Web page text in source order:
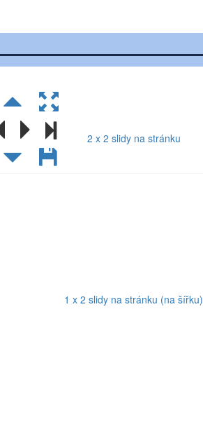
slidů pro tisk
2 x 2 slidy na stránku
1 x 2 slidy na stránku (na šířku)